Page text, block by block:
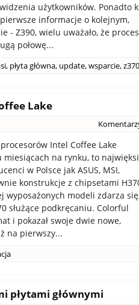
użytkowników. Ponadto
informacje o kolejnym,
- Z390, wielu uważało, że
połowę...
, płyta główna, update,wsparcie,z370
Lake
Intel Coffee Lake
na rynku, to
w Polsce jak ASUS, MSI,
konstrukcje z chipsetami
wyposażonych modeli zdarza
służące podkręcaniu. Colorful
i pokazał swoje dwie nowe,
na pierwszy...
płytami głównymi